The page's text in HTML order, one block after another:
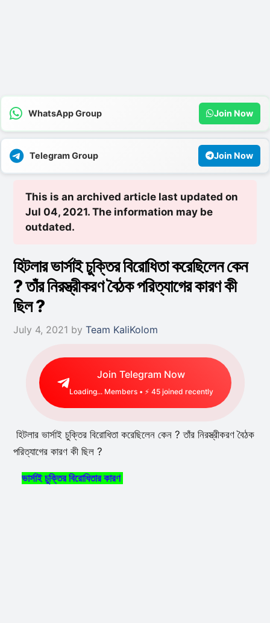
WhatsApp Group Join Now
Telegram Group Join Now
This is an archived article last updated on
Jul 04, 2021. The information may be
outdated.
হিটলার ভার্সাই চুক্তির বিরােধিতা করেছিলেন কেন
? তাঁর নিরস্ত্রীকরণ বৈঠক পরিত্যাগের কারণ কী
ছিল ?
July 4, 2021 by Team KaliKolom
Join Telegram Now
Loading... Members • ⚡ 14joined recently
হিটলার ভার্সাই চুক্তির বিরােধিতা করেছিলেন কেন ? তাঁর নিরস্ত্রীকরণ বৈঠক
পরিত্যাগের কারণ কী ছিল ?
ভার্সাই চুক্তির বিরােধিতার কারণ